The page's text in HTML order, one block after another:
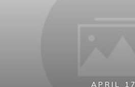
APRIL 17